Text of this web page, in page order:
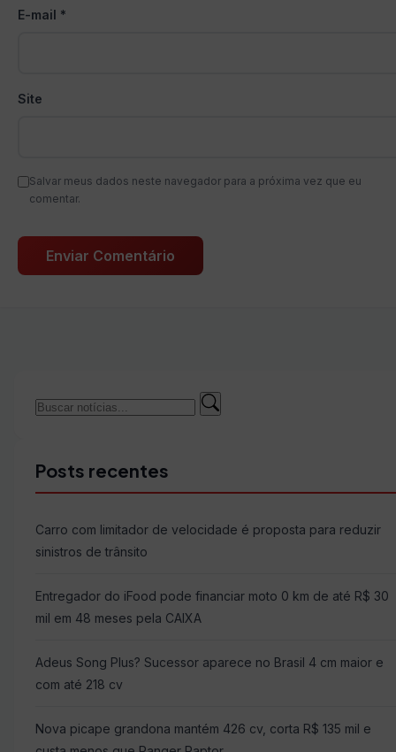
E-mail *
Site
Salvar meus dados neste navegador para a próxima vez que eu
comentar.
Buscar
Buscar
Posts recentes
Carro com limitador de velocidade é proposta para reduzir
sinistros de trânsito
Entregador do iFood pode financiar moto 0 km de até R$ 30
mil em 48 meses pela CAIXA
Adeus Song Plus? Sucessor aparece no Brasil 4 cm maior e
com até 218 cv
Nova picape grandona mantém 426 cv, corta R$ 135 mil e